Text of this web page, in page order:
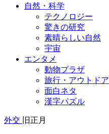
自然・科学
テクノロジー
驚きの研究
素晴らしい自然
宇宙
エンタメ
動物プラザ
旅行・アウトドア
面白ネタ
漢字パズル
外交 旧正月